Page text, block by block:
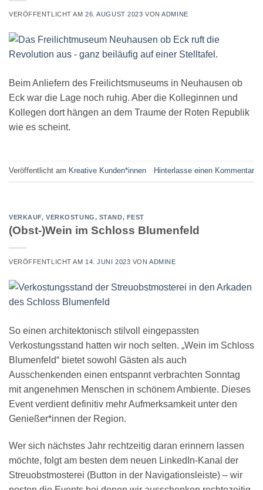
VERÖFFENTLICHT AM26. AUGUST 2023 VONADMINE
Beim Anliefern des Freilichtsmuseums in Neuhausen ob
Eck war die Lage noch ruhig. Aber die Kolleginnen und
Kollegen dort hängen an dem Traume der Roten Republik
wie es scheint.
Veröffentlicht am Kreative Kunden*innen Hinterlasse einen Kommentar
VERKAUF, VERKOSTUNG, STAND, FEST
(Obst-)Wein im Schloss Blumenfeld
VERÖFFENTLICHT AM 14. JUNI 2023 VONADMINE
So einen architektonisch stilvoll eingepassten
Verkostungsstand hatten wir noch selten. „Wein im Schloss
Blumenfeld“ bietet sowohl Gästen als auch
Ausschenkenden einen entspannt verbrachten Sonntag
mit angenehmen Menschen in schönem Ambiente. Dieses
Event verdient definitiv mehr Aufmerksamkeit unter den
Genießer*innen der Region.
Wer sich nächstes Jahr rechtzeitig daran erinnern lassen
möchte, folgt am besten dem neuen LinkedIn-Kanal der
Streuobstmosterei (Button in der Navigationsleiste) – wir